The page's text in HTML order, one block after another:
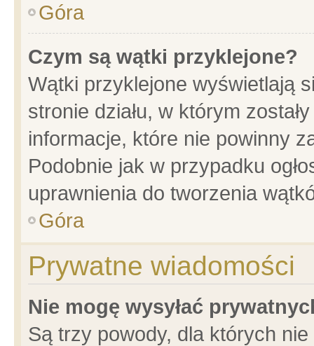
Góra
Czym są wątki przyklejone?
Wątki przyklejone wyświetlają
stronie działu, w którym
informacje, które nie powinny
Podobnie jak w przypadku
uprawnienia do tworzenia
Góra
Prywatne wiadomości
Nie mogę wysyłać
Są trzy powody, dla których